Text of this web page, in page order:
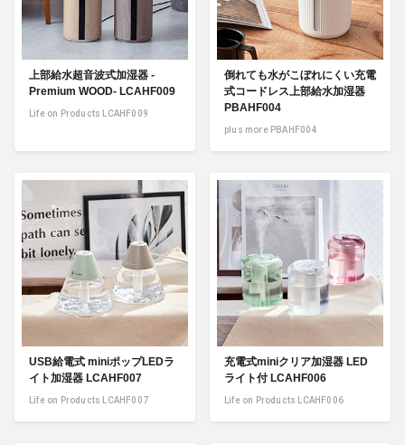
上部給水超音波式加湿器 -
Premium WOOD- LCAHF009
Life on Products LCAHF009
倒れても水がこぼれにくい充電
式コードレス上部給水加湿器
PBAHF004
plus more PBAHF004
USB給電式 miniポップLEDラ
イト加湿器 LCAHF007
Life on Products LCAHF007
充電式miniクリア加湿器 LED
ライト付 LCAHF006
Life on Products LCAHF006